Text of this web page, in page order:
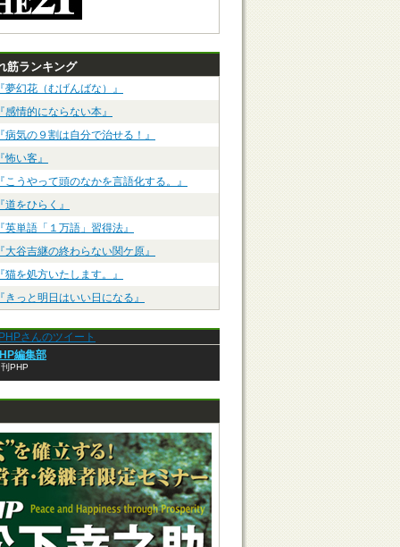
筋ランキング
夢幻花（むげんばな）』
感情的にならない本』
病気の９割は自分で治せる！』
怖い客』
こうやって頭のなかを言語化する。』
道をひらく』
英単語「１万語」習得法』
大谷吉継の終わらない関ケ原』
猫を処方いたします。』
きっと明日はいい日になる』
さんのツイート
編集部
PHP